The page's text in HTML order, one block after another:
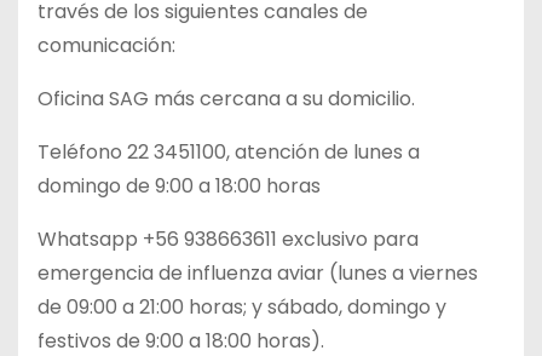
través de los siguientes canales de
comunicación:
Oficina SAG más cercana a su domicilio.
Teléfono 22 3451100, atención de lunes a
domingo de 9:00 a 18:00 horas
Whatsapp +56 938663611 exclusivo para
emergencia de influenza aviar (lunes a viernes
de 09:00 a 21:00 horas; y sábado, domingo y
festivos de 9:00 a 18:00 horas).